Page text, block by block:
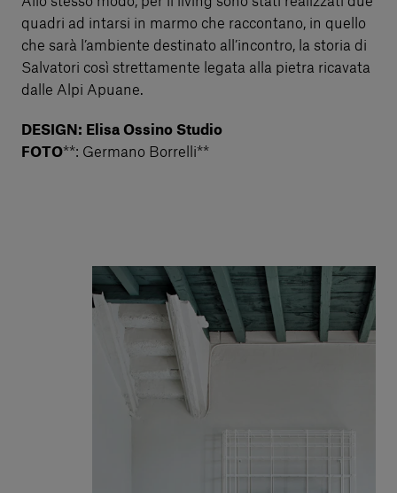
quadri ad intarsi in marmo che raccontano, in quello
che sarà l’ambiente destinato all’incontro, la storia di
Salvatori così strettamente legata alla pietra ricavata
dalle Alpi Apuane.
DESIGN: Elisa Ossino Studio
FOTO**: Germano Borrelli**